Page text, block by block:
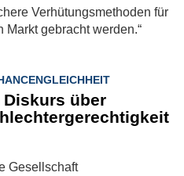
Verhütungsmethoden für
Markt gebracht werden.“
über
Gesellschaft